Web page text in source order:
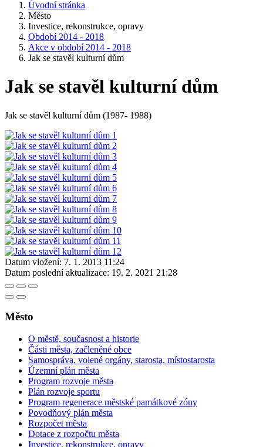
Úvodní stránka
Město
Investice, rekonstrukce, opravy
Období 2014 - 2018
Akce v období 2014 - 2018
Jak se stavěl kulturní dům
Jak se stavěl kulturní dům
Jak se stavěl kulturní dům (1987- 1988)
Datum vložení: 7. 1. 2013 11:24
Datum poslední aktualizace: 19. 2. 2021 21:28
Město
O městě, současnost a historie
Části města, začleněné obce
Samospráva, volené orgány, starosta, místostarosta
Územní plán města
Program rozvoje města
Plán rozvoje sportu
Program regenerace městské památkové zóny
Povodňový plán města
Rozpočet města
Dotace z rozpočtu města
Investice, rekonstrukce, opravy